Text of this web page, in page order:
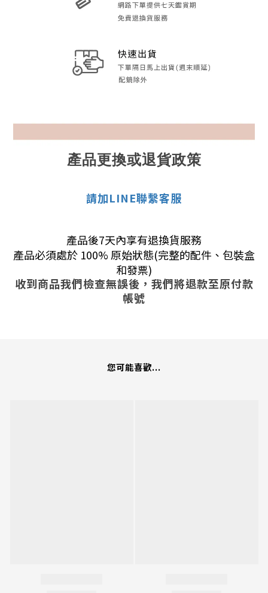
產品更換或退貨政策
請加LINE聯繫客服
產品後7天內享有退換貨服務
產品必須處於 100% 原始狀態(完整的配件、包裝盒
和發票)
收到商品我們檢查無誤後，我們將退款至原付款
帳號
您可能喜歡...